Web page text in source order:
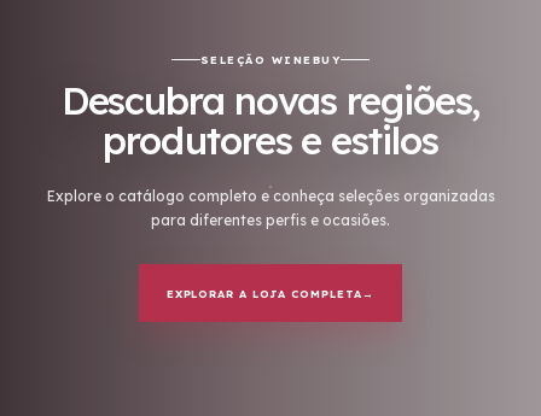
SELEÇÃO WINEBUY
Descubra novas regiões,
produtores e estilos
Explore o catálogo completo e conheça seleções organizadas
para diferentes perfis e ocasiões.
EXPLORAR A LOJA COMPLETA→